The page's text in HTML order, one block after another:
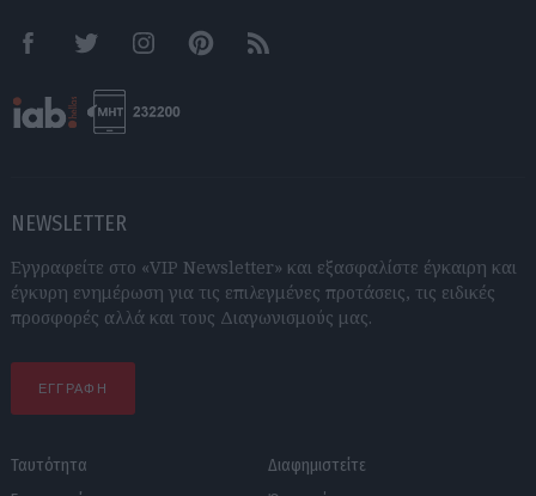
FacebookTwitter InstagramPinterestRSS feeds
NEWSLETTER
Εγγραφείτε στο «VIP Newsletter» και εξασφαλίστε έγκαιρη και
έγκυρη ενημέρωση για τις επιλεγμένες προτάσεις, τις ειδικές
προσφορές αλλά και τους Διαγωνισμούς μας.
ΕΓΓΡΑΦΗ
Ταυτότητα
Διαφημιστείτε